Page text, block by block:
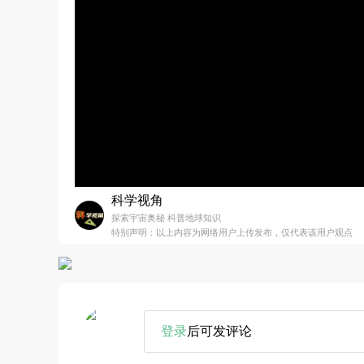
科学视角
探索宇宙奥秘 科普地球知识
特别声明：以上内容为网络用户上传发布，仅代表该用户观点
登录后可发评论